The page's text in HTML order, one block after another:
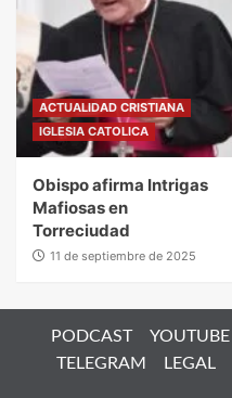
ACTUALIDAD CRISTIANA
IGLESIA CATOLICA
Obispo afirma Intrigas
Mafiosas en
Torreciudad
11 de septiembre de 2025
PODCAST YOUTUBE
TELEGRAM
LEGAL